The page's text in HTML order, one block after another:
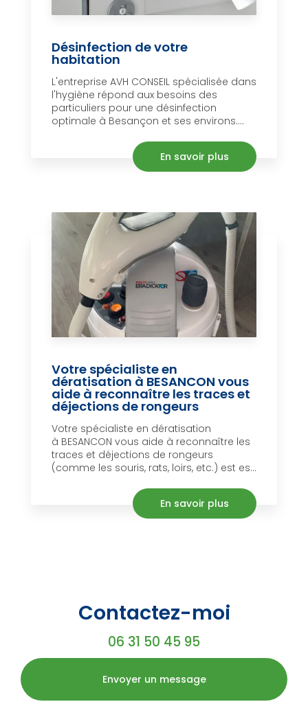
Désinfection de votre
habitation
L'entreprise AVH CONSEIL spécialisée dans
l'hygiène répond aux besoins des
particuliers pour une désinfection
optimale à Besançon et ses environs....
En savoir plus
Votre spécialiste en
dératisation à BESANCON vous
aide à reconnaître les traces et
déjections de rongeurs
Votre spécialiste en dératisation
à BESANCON vous aide à reconnaître les
traces et déjections de rongeurs
(comme les souris, rats, loirs, etc.) est es...
En savoir plus
Contactez-moi
06 31 50 45 95
Envoyer un message